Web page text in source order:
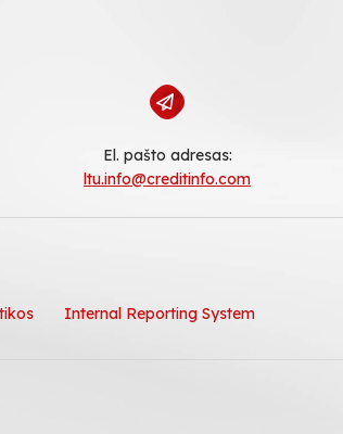
El. pašto adresas:
ltu.info@creditinfo.com
Internal Reporting System